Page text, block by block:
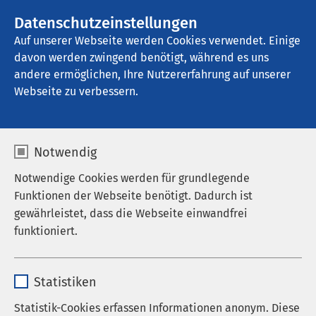
Datenschutzeinstellungen
Auf unserer Webseite werden Cookies verwendet. Einige
davon werden zwingend benötigt, während es uns
andere ermöglichen, Ihre Nutzererfahrung auf unserer
Webseite zu verbessern.
Notwendig
Notwendige Cookies werden für grundlegende
Funktionen der Webseite benötigt. Dadurch ist
gewährleistet, dass die Webseite einwandfrei
funktioniert.
Anbieter sgalinski
Statistiken
Statistik-Cookies erfassen Informationen anonym. Diese
AMEOS Klinikum Schönebeck